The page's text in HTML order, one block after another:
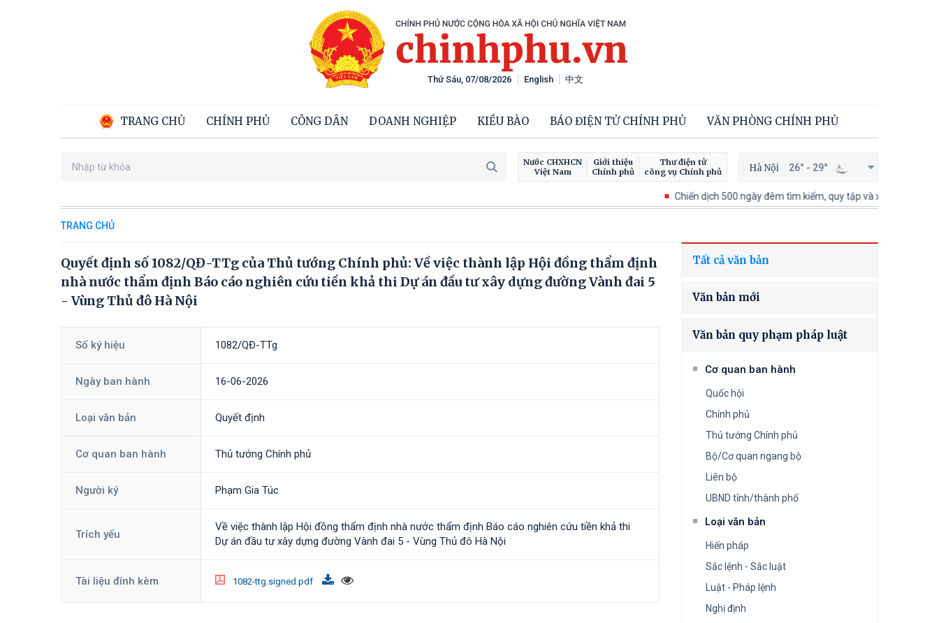
English 中文
TRANG CHỦ CHÍNH PHỦ CÔNG DÂN DOANH NGHIỆP KIỀU BÀO BÁO ĐIỆN TỬ CHÍNH PHỦ VĂN PHÒNG CHÍNH PHỦ
Thứ Sáu, 07/08/2026
Nước CHXHCN
Việt Nam
Giới thiệu
Chính phủ
Thư điện tử
công vụ Chính phủ
Hà Nội 26° - 29°
Chiến dịch 500 ngày đêm tìm kiếm, quy tập và xác định danh tính
TRANG CHỦ
Quyết định số 1082/QĐ-TTg của Thủ tướng Chính phủ: Về việc thành lập Hội đồng thẩm định
nhà nước thẩm định Báo cáo nghiên cứu tiền khả thi Dự án đầu tư xây dựng đường Vành đai 5
- Vùng Thủ đô Hà Nội
Số ký hiệu 1082/QĐ-TTg
Ngày ban hành 16-06-2026
Loại văn bản Quyết định
Cơ quan ban hành Thủ tướng Chính phủ
Người ký Phạm Gia Túc
Trích yếu
Về việc thành lập Hội đồng thẩm định nhà nước thẩm định Báo cáo nghiên cứu tiền khả thi
Dự án đầu tư xây dựng đường Vành đai 5 - Vùng Thủ đô Hà Nội
Tài liệu đính kèm 1082-ttg.signed.pdf
Tất cả văn bản
Văn bản mới
Văn bản quy phạm pháp luật
Cơ quan ban hành
Quốc hội
Chính phủ
Thủ tướng Chính phủ
Bộ/Cơ quan ngang bộ
Liên bộ
UBND tỉnh/thành phố
Loại văn bản
Hiến pháp
Sắc lệnh - Sắc luật
Luật - Pháp lệnh
Nghị định